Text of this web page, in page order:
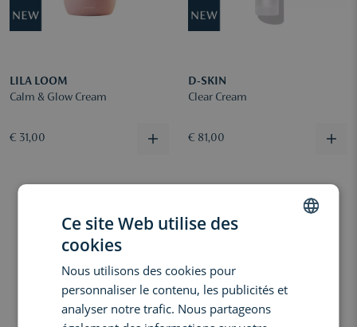
LILA LOOM
Calm & Glow Cream
€ 31,00
D-SKIN
Clear Cream
€ 81,00
Ce site Web utilise des
cookies
Nous utilisons des cookies pour
personnaliser le contenu, les publicités et
analyser notre trafic. Nous partageons